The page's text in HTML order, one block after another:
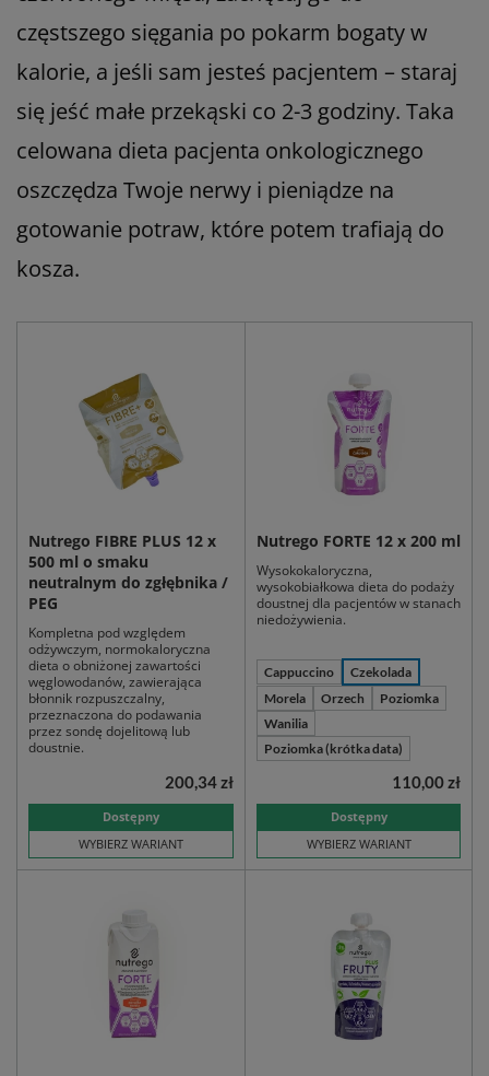
częstszego sięgania po pokarm bogaty w
kalorie, a jeśli sam jesteś pacjentem – staraj
się jeść małe przekąski co 2-3 godziny. Taka
celowana dieta pacjenta onkologicznego
oszczędza Twoje nerwy i pieniądze na
gotowanie potraw, które potem trafiają do
kosza.
Nutrego FIBRE PLUS 12 x
500 ml o smaku
neutralnym do zgłębnika /
PEG
Kompletna pod względem
odżywczym, normokaloryczna
dieta o obniżonej zawartości
węglowodanów, zawierająca
błonnik rozpuszczalny,
przeznaczona do podawania
przez sondę dojelitową lub
doustnie.
Dostępny
WYBIERZ WARIANT
200,34 zł
Nutrego FORTE 12 x 200 ml
Wysokokaloryczna,
wysokobiałkowa dieta do podaży
doustnej dla pacjentów w stanach
niedożywienia.
Cappuccino
Czekolada
Morela
Orzech
Poziomka
Wanilia
Poziomka (krótka data)
Dostępny
WYBIERZ WARIANT
110,00 zł